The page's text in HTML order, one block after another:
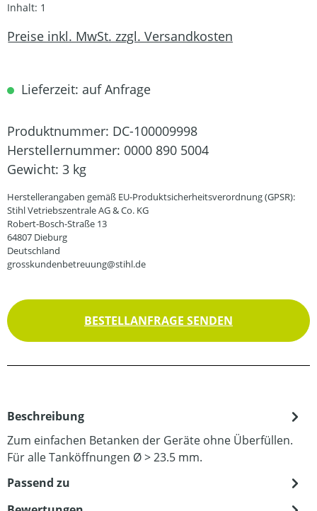
Inhalt: 1
Preise inkl. MwSt. zzgl. Versandkosten
Lieferzeit: auf Anfrage
Produktnummer: DC-100009998
Herstellernummer: 0000 890 5004
Gewicht: 3 kg
Herstellerangaben gemäß EU-Produktsicherheitsverordnung (GPSR):
Stihl Vetriebszentrale AG & Co. KG
Robert-Bosch-Straße 13
64807 Dieburg
Deutschland
grosskundenbetreuung@stihl.de
BESTELLANFRAGE SENDEN
Beschreibung
Zum einfachen Betanken der Geräte ohne Überfüllen.
Für alle Tanköffnungen Ø > 23.5 mm.
Passend zu